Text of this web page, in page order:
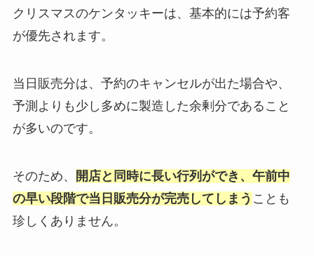
クリスマスのケンタッキーは、基本的には予約客
が優先されます。
当日販売分は、予約のキャンセルが出た場合や、
予測よりも少し多めに製造した余剰分であること
が多いのです。
そのため、
開店と同時に長い行列ができ、午前中
の早い段階で当日販売分が完売してしまう ことも
珍しくありません。